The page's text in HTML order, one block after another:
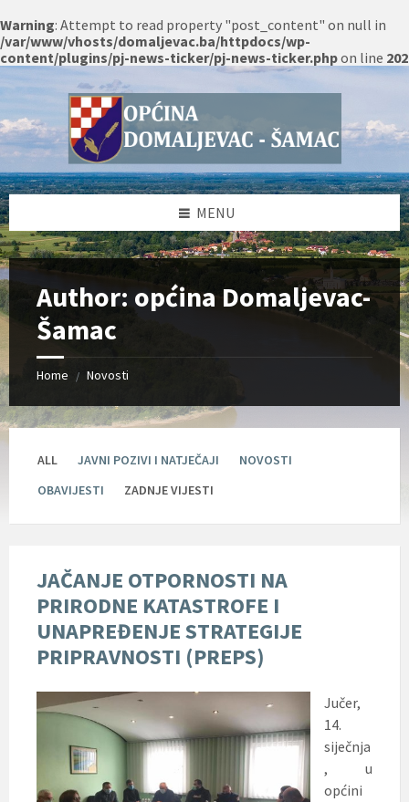
Warning: Attempt to read property "post_content" on null in
/var/www/vhosts/domaljevac.ba/httpdocs/wp-
content/plugins/pj-news-ticker/pj-news-ticker.phpon line 202
Skip
to
Skip
to
sidebar
Skip
to
sidebar
Skip
to
MENU
Author: općina Domaljevac-
Šamac
Home / Novosti
ALL JAVNI POZIVI I NATJEČAJI
NOVOSTI
OBAVIJESTI
ZADNJE VIJESTI
JAČANJE OTPORNOSTI NA
PRIRODNE KATASTROFE I
UNAPREĐENJE STRATEGIJE
PRIPRAVNOSTI (PREPS)
Jučer,
14.
siječnja
, u
općini